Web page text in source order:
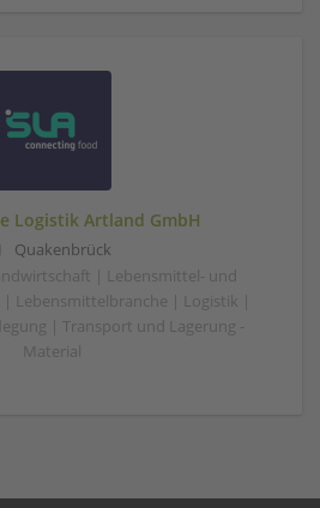
Logistik Artland GmbH
Quakenbrück
| Lebensmittel- und
Lebensmittelbranche | Logistik |
| Transport und Lagerung -
Material